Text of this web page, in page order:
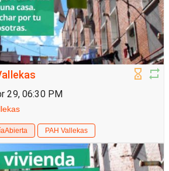
29, 06:30 PM
PAH Vallekas